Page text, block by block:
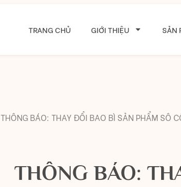
TRANG CHỦ GIỚI THIỆU SẢN
THÔNG BÁO: THAY ĐỔI BAO BÌ SẢN PHẨM SÔ
THÔNG BÁO: